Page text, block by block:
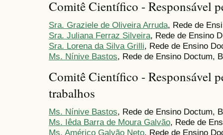
Comitê Científico - Responsável
Sra. Graziele de Oliveira Arruda, Rede de
Sra. Juliana Ferraz Silveira, Rede de Ensino
Sra. Lorena da Silva Grilli, Rede de Ensino
Ms. Nínive Bastos, Rede de Ensino Doctum,
Comitê Científico - Responsável
trabalhos
Ms. Nínive Bastos, Rede de Ensino Doctum,
Ms. Iêda Barra de Moura Galvão, Rede de
Ms. Américo Galvão Neto, Rede de Ensino